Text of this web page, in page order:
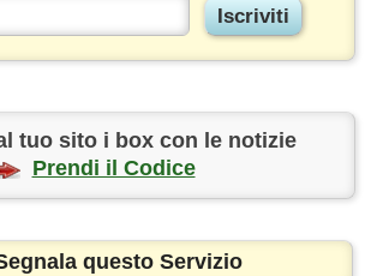
tuo sito i box con le notizie
Prendi il Codice
questo Servizio